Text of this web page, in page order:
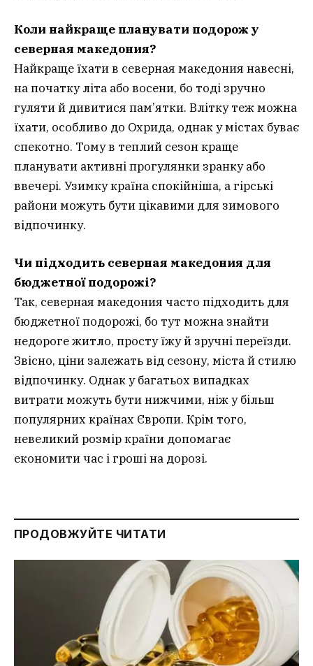
Коли найкраще планувати подорож у
северная македония?
Найкраще їхати в северная македония навесні,
на початку літа або восени, бо тоді зручно
гуляти й дивитися пам’ятки. Влітку теж можна
їхати, особливо до Охрида, однак у містах буває
спекотно. Тому в теплий сезон краще
планувати активні прогулянки зранку або
ввечері. Узимку країна спокійніша, а гірські
райони можуть бути цікавими для зимового
відпочинку.
Чи підходить северная македония для
бюджетної подорожі?
Так, северная македония часто підходить для
бюджетної подорожі, бо тут можна знайти
недороге житло, просту їжу й зручні переїзди.
Звісно, ціни залежать від сезону, міста й стилю
відпочинку. Однак у багатьох випадках
витрати можуть бути нижчими, ніж у більш
популярних країнах Європи. Крім того,
невеликий розмір країни допомагає
економити час і гроші на дорозі.
ПРОДОВЖУЙТЕ ЧИТАТИ